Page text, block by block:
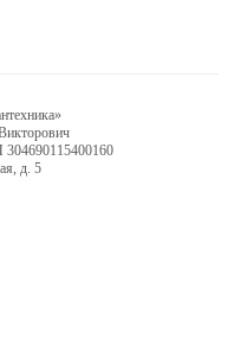
д. 5